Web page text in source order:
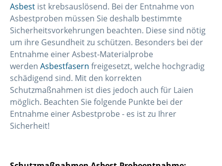
Asbest ist krebsauslösend. Bei der Entnahme von
Asbestproben müssen Sie deshalb bestimmte
Sicherheitsvorkehrungen beachten. Diese sind nötig
um ihre Gesundheit zu schützen. Besonders bei der
Entnahme einer Asbest-Materialprobe
werden Asbestfasern freigesetzt, welche hochgradig
schädigend sind. Mit den korrekten
Schutzmaßnahmen ist dies jedoch auch für Laien
möglich. Beachten Sie folgende Punkte bei der
Entnahme einer Asbestprobe - es ist zu Ihrer
Sicherheit!